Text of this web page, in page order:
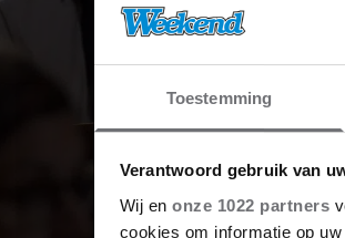
Toestemming
Verantwoord gebruik van
Wij en onze 1022 partners
cookies om informatie op